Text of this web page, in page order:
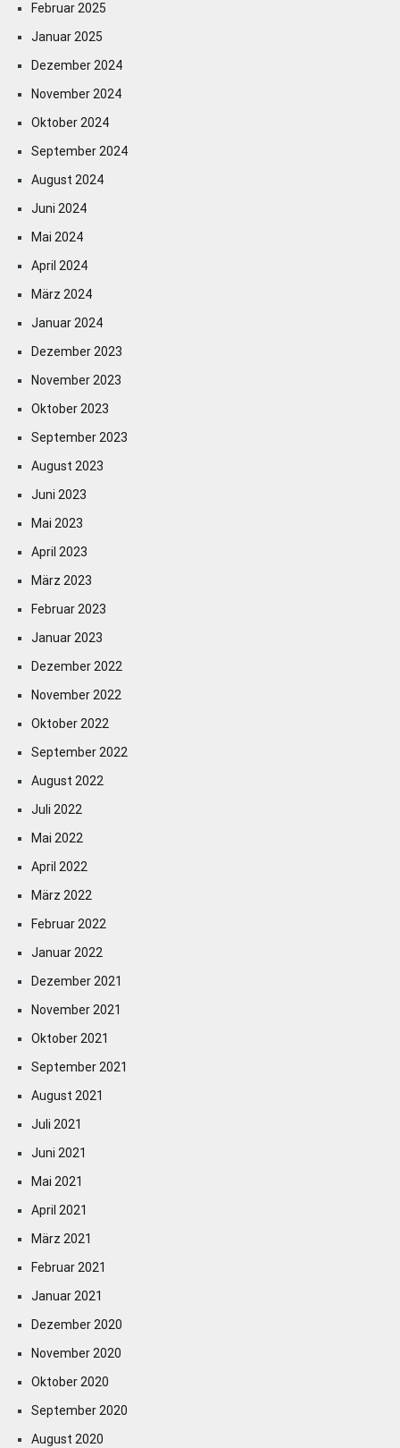
Februar 2025
Januar 2025
Dezember 2024
November 2024
Oktober 2024
September 2024
August 2024
Juni 2024
Mai 2024
April 2024
März 2024
Januar 2024
Dezember 2023
November 2023
Oktober 2023
September 2023
August 2023
Juni 2023
Mai 2023
April 2023
März 2023
Februar 2023
Januar 2023
Dezember 2022
November 2022
Oktober 2022
September 2022
August 2022
Juli 2022
Mai 2022
April 2022
März 2022
Februar 2022
Januar 2022
Dezember 2021
November 2021
Oktober 2021
September 2021
August 2021
Juli 2021
Juni 2021
Mai 2021
April 2021
März 2021
Februar 2021
Januar 2021
Dezember 2020
November 2020
Oktober 2020
September 2020
August 2020